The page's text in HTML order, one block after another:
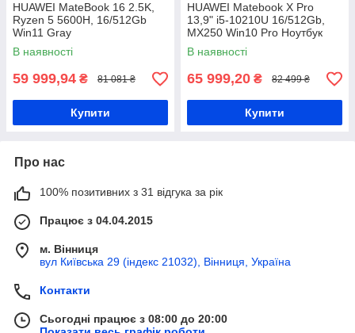
HUAWEI MateBook 16 2.5K,
Ryzen 5 5600H, 16/512Gb
Win11 Gray
В наявності
59 999,94 ₴ 81 081 ₴
Купити
HUAWEI Matebook X Pro
13,9" i5-10210U 16/512Gb,
MX250 Win10 Pro Ноутбук
В наявності
65 999,20 ₴ 82 499 ₴
Купити
Про нас
100% позитивних з 31 відгука за рік
Працює з 04.04.2015
м. Вінниця
вул Київська 29 (індекс 21032), Вінниця, Україна
Контакти
Сьогодні працює з 08:00 до 20:00